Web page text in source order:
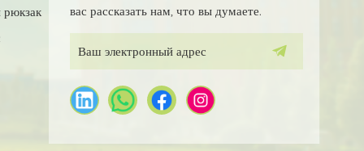
вас рассказать нам, что вы думаете.